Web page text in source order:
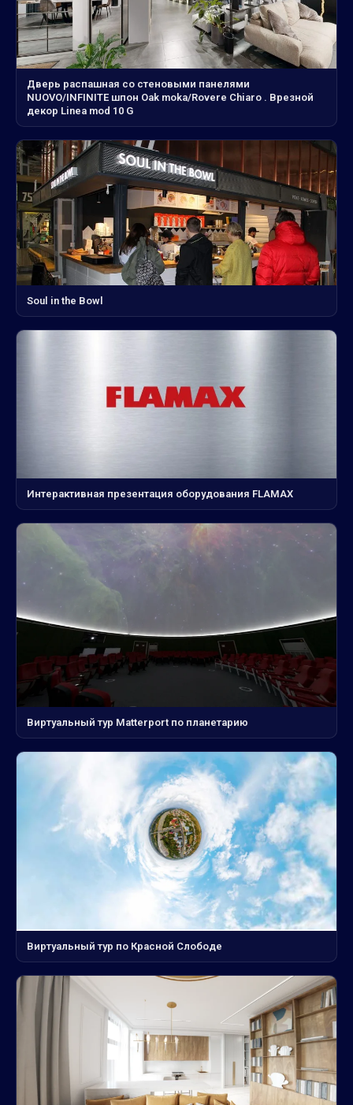
Дверь распашная со стеновыми панелями
NUOVO/INFINITE шпон Oak moka/Rovere Chiaro . Врезной
декор Linea mod 10 G
Soul in the Bowl
Интерактивная презентация оборудования FLAMAX
Виртуальный тур Matterport по планетарию
Виртуальный тур по Красной Слободе